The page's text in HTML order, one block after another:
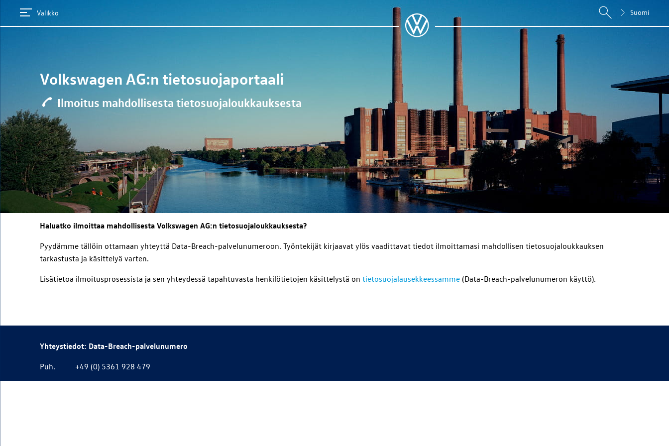
Valikko Suomi
Volkswagen AG:n tietosuojaportaali
Ilmoitus mahdollisesta tietosuojaloukkauksesta
Haluatko ilmoittaa mahdollisesta Volkswagen AG:n tietosuojaloukkauksesta?
Pyydämme tällöin ottamaan yhteyttä Data-Breach-palvelunumeroon. Työntekijät kirjaavat ylös vaadittavat tiedot ilmoittamasi mahdollisen tietosuojaloukkauksen
tarkastusta ja käsittelyä varten.
Lisätietoa ilmoitusprosessista ja sen yhteydessä tapahtuvasta henkilötietojen käsittelystä on tietosuojalausekkeessamme (Data-Breach-palvelunumeron käyttö).
Yhteystiedot: Data-Breach-palvelunumero
Puh. +49 (0) 5361 928 479